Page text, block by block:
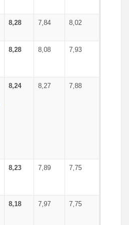
8,28 7,84 8,02
8,28 8,08 7,93
8,24 8,27 7,88
8,23 7,89 7,75
8,18 7,97 7,75